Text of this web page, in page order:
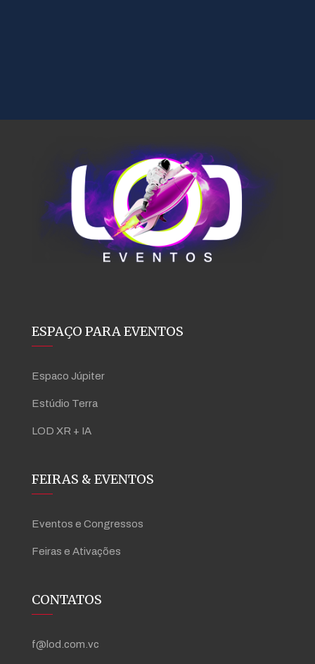
ESPAÇO PARA EVENTOS
Espaco Júpiter
Estúdio Terra
LOD XR + IA
FEIRAS & EVENTOS
Eventos e Congressos
Feiras e Ativações
CONTATOS
f@lod.com.vc